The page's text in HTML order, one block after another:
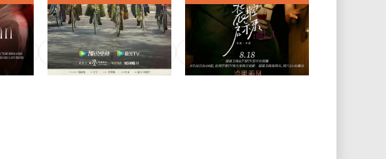
6 7 8 9 10 140